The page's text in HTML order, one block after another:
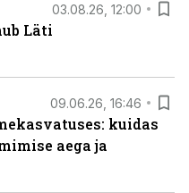
03.08.26, 12:00
Läti
09.06.26, 16:46
kuidas
aega ja